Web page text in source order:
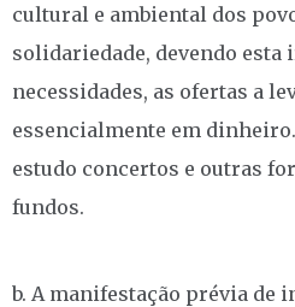
cultural e ambiental dos
solidariedade, devendo esta
necessidades, as ofertas a
essencialmente em
estudo concertos e outras
fundos.
b. A manifestação prévia de